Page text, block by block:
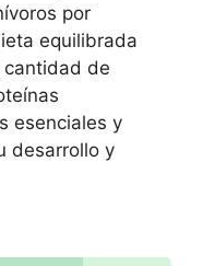
por
equilibrada
cantidad de
esenciales y
desarrollo y